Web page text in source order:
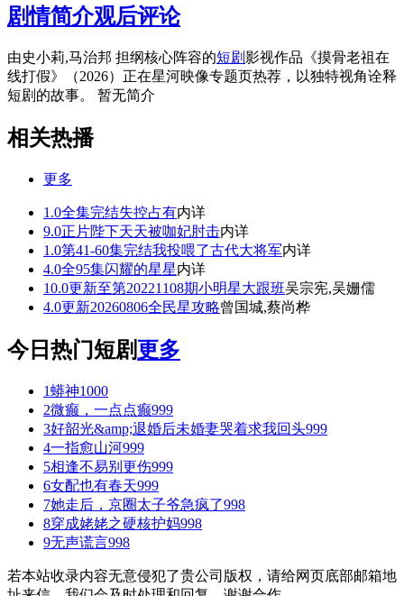
剧情简介观后评论
由史小莉,马治邦 担纲核心阵容的短剧影视作品《摸骨老祖在
线打假》（2026）正在星河映像专题页热荐，以独特视角诠释
短剧的故事。 暂无简介
相关热播
更多
1.0全集完结失控占有内详
9.0正片陛下天天被咖妃肘击内详
1.0第41-60集完结我投喂了古代大将军内详
4.0全95集闪耀的星星内详
10.0更新至第20221108期小明星大跟班吴宗宪,吴姗儒
4.0更新20260806全民星攻略曾国城,蔡尚桦
今日热门短剧更多
1蟒神1000
2微癫，一点点癫999
3好韶光&amp;退婚后未婚妻哭着求我回头999
4一指愈山河999
5相逢不易别更伤999
6女配也有春天999
7她走后，京圈太子爷急疯了998
8穿成姥姥之硬核护妈998
9无声谎言998
若本站收录内容无意侵犯了贵公司版权，请给网页底部邮箱地